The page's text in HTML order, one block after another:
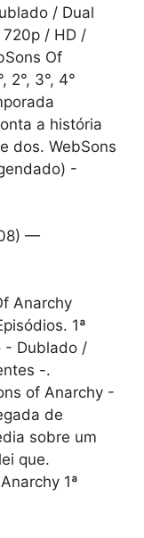
/ Dual
/ HD /
Of
2°, 3°, 4°
a história
dos. WebSons
-
Anarchy
1ª
- Dublado /
-.
of Anarchy -
de
sobre um
que.
1ª